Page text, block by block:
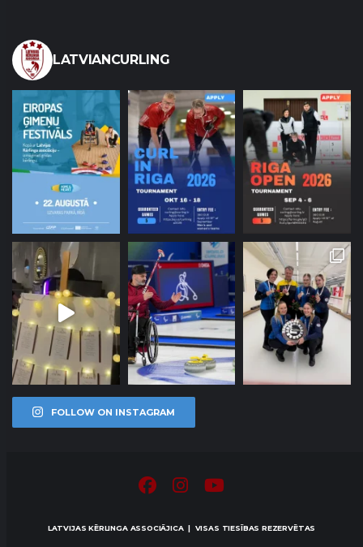
LATVIANCURLING
FOLLOW ON INSTAGRAM
LATVIJAS KĒRLINGA ASSOCIĀJICA | VISAS TIESĪBAS REZERVĒTAS